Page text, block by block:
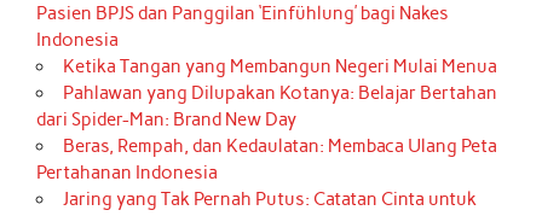
Pasien BPJS dan Panggilan ‘Einfühlung’ bagi Nakes
Indonesia
Ketika Tangan yang Membangun Negeri Mulai Menua
Pahlawan yang Dilupakan Kotanya: Belajar Bertahan
dari Spider-Man: Brand New Day
Beras, Rempah, dan Kedaulatan: Membaca Ulang Peta
Pertahanan Indonesia
Jaring yang Tak Pernah Putus: Catatan Cinta untuk